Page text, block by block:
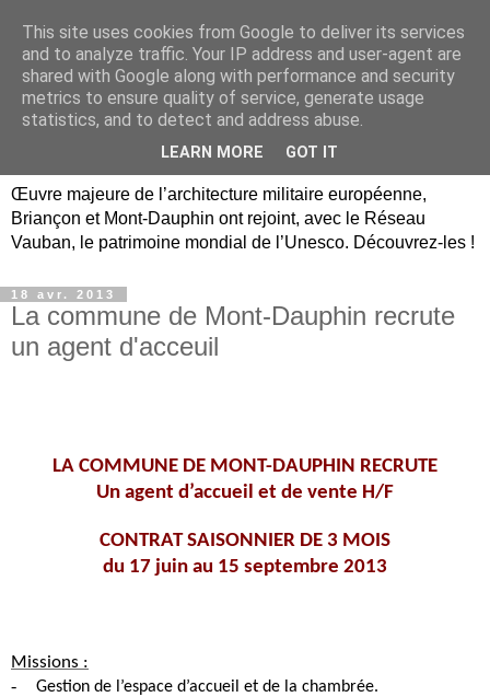
Briançon, Mont-Dauphin,
Vauban Unesco Hautes-
Œuvre majeure de l’architecture militaire européenne,
Briançon et Mont-Dauphin ont rejoint, avec le Réseau
Vauban, le patrimoine mondial de l’Unesco. Découvrez-les !
18 avr. 2013
La commune de Mont-Dauphin recrute
un agent d'acceuil
LA COMMUNE DE MONT-DAUPHIN RECRUTE
Un agent d’accueil et de vente H/F
CONTRAT SAISONNIER DE 3 MOIS
du 17 juin au 15 septembre 2013
Missions :
-
Gestion de l’espace d’accueil et de la chambrée.
This site uses cookies from Google to deliver its services
and to analyze traffic. Your IP address and user-agent are
shared with Google along with performance and security
metrics to ensure quality of service, generate usage
statistics, and to detect and address abuse.
LEARN MORE GOT IT